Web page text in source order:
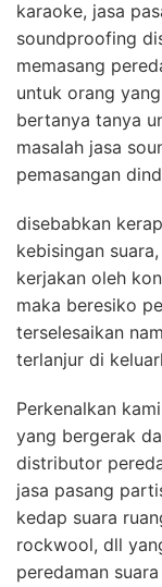
karaoke, jasa
soundproofing
memasang
untuk orang
bertanya tanya
masalah jasa
pemasangan
disebabkan
kebisingan
kerjakan oleh
maka beresiko
terselesaikan
terlanjur di
Perkenalkan
yang bergerak
distributor
jasa pasang
kedap suara
rockwool, dll
peredaman